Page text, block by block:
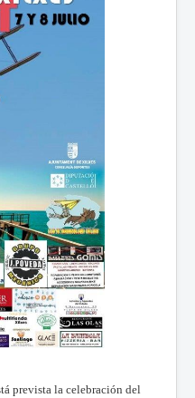
prevista la celebración del